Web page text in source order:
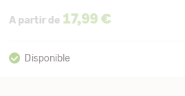
A partir de 17,99 €